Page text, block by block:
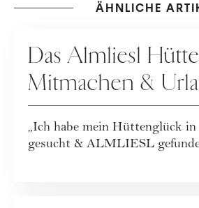
ÄHNLICHE
Das Almliesl
Mitmachen &
gewinnen
„Ich habe mein Hüttenglück in
gesucht & ALMLIESL